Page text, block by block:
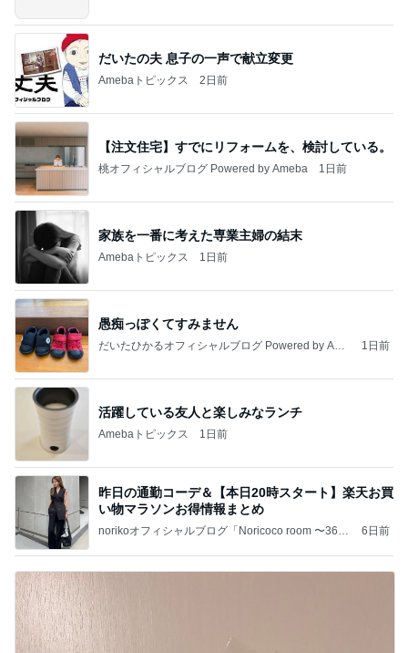
だいたの夫 息子の一声で献立変更
Amebaトピックス 2日前
【注文住宅】すでにリフォームを、検討している。
桃オフィシャルブログ Powered by Ameba 1日前
家族を一番に考えた専業主婦の結末
Amebaトピックス 1日前
愚痴っぽくてすみません
だいたひかるオフィシャルブログ Powered by Ame
1日前
活躍している友人と楽しみなランチ
Amebaトピックス 1日前
昨日の通勤コーデ＆【本日20時スタート】楽天お買
い物マラソンお得情報まとめ
norikoオフィシャルブログ「Noricoco room 〜365
6日前